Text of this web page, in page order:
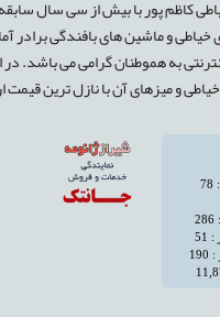
پور با بیش از سی سال سابقه
و ماشین های بافندگی برادر
به هموطنان گرامی می باشد. در
و میزهای آن با نازل ترین قیمت